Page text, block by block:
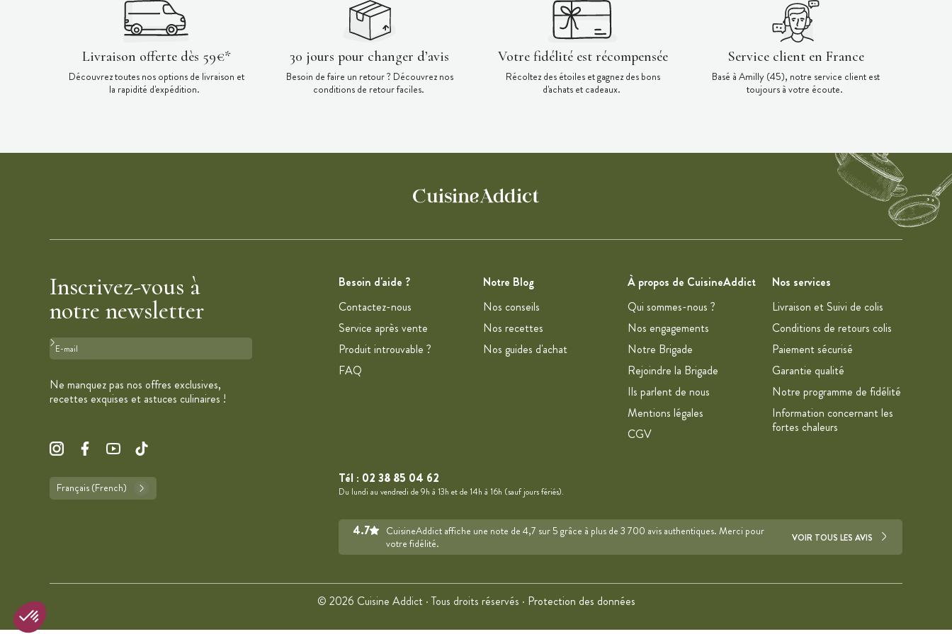
Livraison offerte dès 59€*
Découvrez toutes nos options de livraison et
la rapidité d'expédition.
30 jours pour changer d’avis
Besoin de faire un retour ? Découvrez nos
conditions de retour faciles.
Votre fidélité est récompensée
Récoltez des étoiles et gagnez des bons
d'achats et cadeaux.
Service client en France
Basé à Amilly (45), notre service client est
toujours à votre écoute.
Besoin d'aide ?
Contactez-nous
Service après vente
Produit introuvable ?
FAQ
Notre Blog
Nos conseils
Nos recettes
Nos guides d'achat
À propos de CuisineAddict
Qui sommes-nous ?
Nos engagements
Notre Brigade
Rejoindre la Brigade
Ils parlent de nous
Mentions légales
CGV
Nos services
Livraison et Suivi de colis
Conditions de retours colis
Paiement sécurisé
Garantie qualité
Notre programme de fidélité
Information concernant les
fortes chaleurs
Inscrivez-vous à
notre newsletter
Format : adresse@email.com
Ne manquez pas nos offres exclusives,
recettes exquises et astuces culinaires !
Français (French)
Tél : 02 38 85 04 62
Du lundi au vendredi de 9h à 13h et de 14h à 16h (sauf jours fériés).
4.7
CuisineAddict affiche une note de 4,7 sur 5 grâce à plus de 3 700 avis authentiques. Merci pour
votre fidélité.
VOIR TOUS LES AVIS
© 2026 Cuisine Addict · Tous droits réservés · Protection des données